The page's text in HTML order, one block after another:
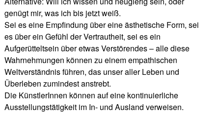
genügt mir, was ich bis jetzt weiß.
Sei es eine Empfindung über eine ästhetische Form, sei
es über ein Gefühl der Vertrautheit, sei es ein
Aufgerütteltsein über etwas Verstörendes – alle diese
Wahrnehmungen können zu einem empathischen
Weltverständnis führen, das unser aller Leben und
Überleben zumindest anstrebt.
Die KünstlerInnen können auf eine kontinuierliche
Ausstellungstätigkeit im In- und Ausland verweisen.